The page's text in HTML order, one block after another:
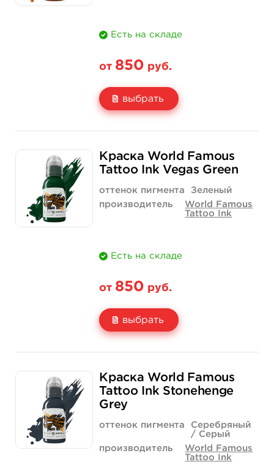
Есть на складе
от 850 руб.
выбрать
Количество
850 руб.
купить
1 400 руб.
купить
Краска World Famous
Tattoo Ink Vegas Green
оттенок пигмента
Зеленый
производитель
World Famous
Tattoo Ink
Есть на складе
от 850 руб.
выбрать
Количество
850 руб.
купить
1 400 руб.
Краска World Famous
Tattoo Ink Stonehenge
Grey
оттенок пигмента
Серебряный
/ Серый
производитель
World Famous
Tattoo Ink